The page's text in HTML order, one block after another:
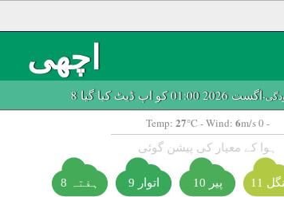
اچھی
8 اگست 2026 01:00 کو اپ ڈیٹ کیا گیا
Temp: 27°C - Wind: 6m/s 0 -
ہوا کے معیار کی پیشن گوئی
ہفتہ 8 اتوار 9 پیر 10 11